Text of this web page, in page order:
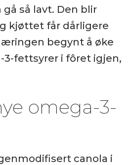
så lavt. Den blir
kjøttet får dårligere
begynt å øke
3-fettsyrer i fôret igjen,
omega-3-
canola i